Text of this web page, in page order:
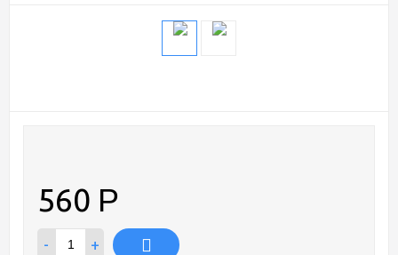
560 Р
- +